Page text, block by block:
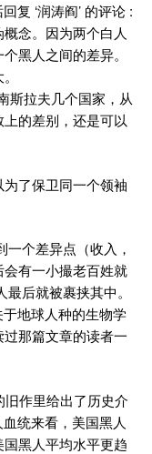
复 ‘润涛阎’ 的评论 :
念。因为两个白人
黑人之间的差异。
斯拉夫几个国家，从
的差别，还是可以
了保卫同一个领袖
个差异点（收入，
有一小撮老百姓就
后就被裹挟其中。
地球人种的生物学
那篇文章的读者一
作里给出了历史介
统来看，美国黑人
黑人平均水平更趋